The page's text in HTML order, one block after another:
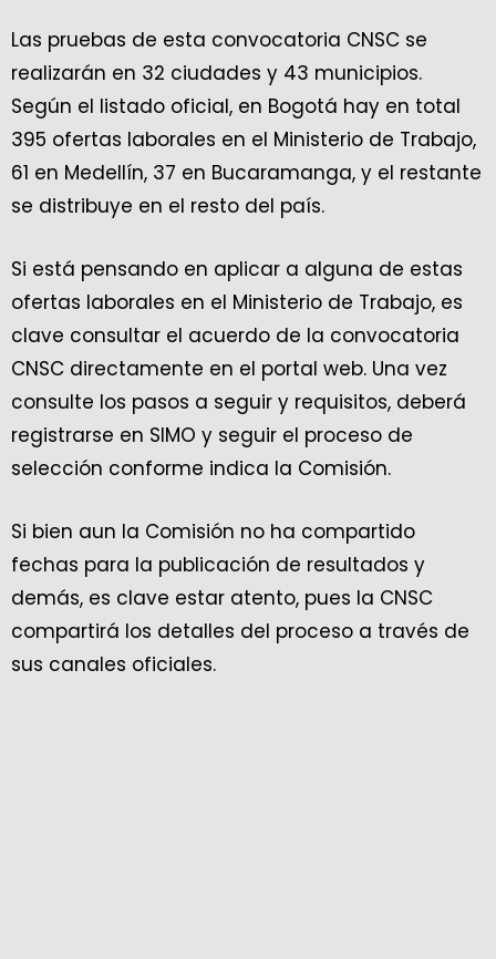
Las pruebas de esta convocatoria CNSC se
realizarán en 32 ciudades y 43 municipios.
Según el listado oficial, en Bogotá hay en total
395 ofertas laborales en el Ministerio de Trabajo,
61 en Medellín, 37 en Bucaramanga, y el restante
se distribuye en el resto del país.
Si está pensando en aplicar a alguna de estas
ofertas laborales en el Ministerio de Trabajo, es
clave consultar el acuerdo de la convocatoria
CNSC directamente en el portal web. Una vez
consulte los pasos a seguir y requisitos, deberá
registrarse en SIMO y seguir el proceso de
selección conforme indica la Comisión.
Si bien aun la Comisión no ha compartido
fechas para la publicación de resultados y
demás, es clave estar atento, pues la CNSC
compartirá los detalles del proceso a través de
sus canales oficiales.